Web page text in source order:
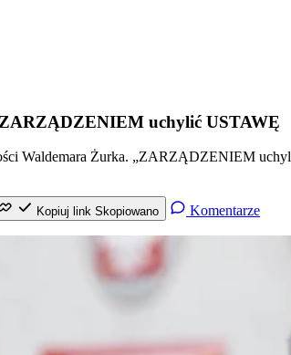
uchylić USTAWĘ
Waldemara Żurka. „ZARZĄDZENIEM
Kopiuj link Skopiowano Komentarze